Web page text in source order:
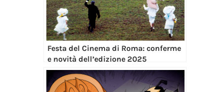
Festa del Cinema di Roma: conferme
e novità dell’edizione 2025